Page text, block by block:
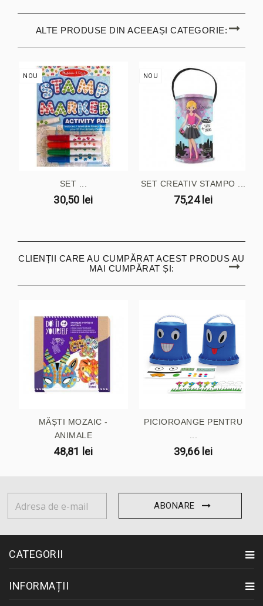
ALTE PRODUSE DIN ACEEAȘI CATEGORIE:
NOU
SET ...
30,50 lei
NOU
SET CREATIV STAMPO ...
75,24 lei
CLIENȚII CARE AU CUMPĂRAT ACEST PRODUS AU
MAI CUMPĂRAT ȘI:
MĂȘTI MOZAIC -
ANIMALE
48,81 lei
PICIOROANGE PENTRU
39,66 lei
ABONARE
CATEGORII
INFORMAȚII